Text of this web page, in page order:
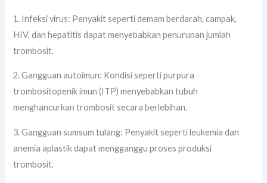
1. Infeksi virus: Penyakit seperti demam berdarah, campak,
HIV, dan hepatitis dapat menyebabkan penurunan jumlah
trombosit.
2. Gangguan autoimun: Kondisi seperti purpura
trombositopenik imun (ITP) menyebabkan tubuh
menghancurkan trombosit secara berlebihan.
3. Gangguan sumsum tulang: Penyakit seperti leukemia dan
anemia aplastik dapat mengganggu proses produksi
trombosit.